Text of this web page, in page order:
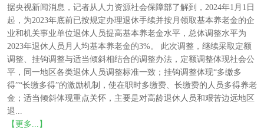
据央视新闻消息，记者从人力资源社会保障部了解到，2024年1月1日
起，为2023年底前已按规定办理退休手续并按月领取基本养老金的企
业和机关事业单位退休人员提高基本养老金水平，总体调整水平为
2023年退休人员月人均基本养老金的3%。 此次调整，继续采取定额
调整、挂钩调整与适当倾斜相结合的调整办法，定额调整体现社会公
平，同一地区各类退休人员调整标准一致；挂钩调整体现“多缴多
得”“长缴多得”的激励机制，使在职时多缴费、长缴费的人员多得养老
金；适当倾斜体现重点关怀，主要是对高龄退休人员和艰苦边远地区
退...
【更多...】